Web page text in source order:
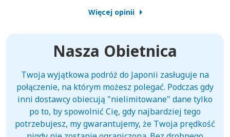
Więcej opinii
Nasza Obietnica
Twoja wyjątkowa podróż do Japonii zasługuje na
połączenie, na którym możesz polegać. Podczas gdy
inni dostawcy obiecują "nielimitowane" dane tylko
po to, by spowolnić Cię, gdy najbardziej tego
potrzebujesz, my gwarantujemy, że Twoja prędkość